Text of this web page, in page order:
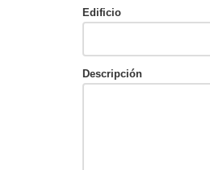
Edificio
Descripción